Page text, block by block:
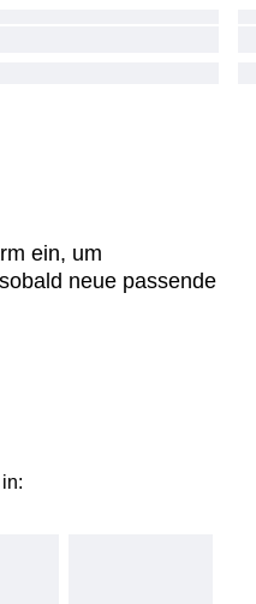
ein, um
neue passende